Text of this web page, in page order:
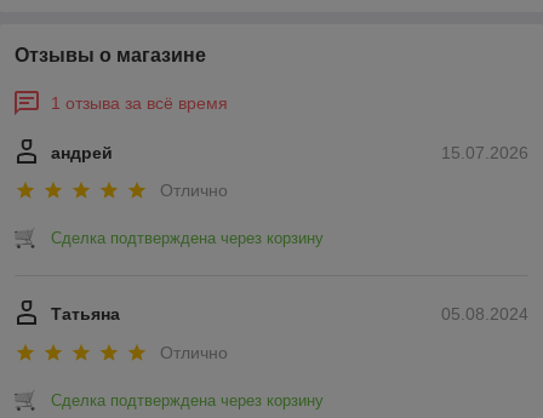
Отзывы о магазине
1 отзыва за всё время
15.07.2026
андрей
Отлично
Сделка подтверждена через корзину
05.08.2024
Татьяна
Отлично
Сделка подтверждена через корзину